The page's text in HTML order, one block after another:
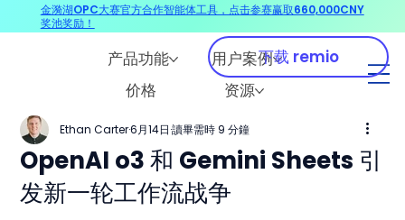
产品功能
用户案例
价格
资源
下载 remio
OpenAI o3 和 Gemini Sheets 引
发新一轮工作流战争
Ethan Carter6月14日 讀畢需時 9 分鐘
金漪湖OPC大赛官方合作智能体工具，点击参赛赢取660,000CNY
奖池奖励！